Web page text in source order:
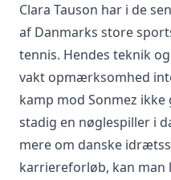
Clara Tauson har i de
af Danmarks store
tennis. Hendes teknik
vakt opmærksomhed
kamp mod Sonmez
stadig en nøglespiller i
mere om danske
karriereforløb, kan man